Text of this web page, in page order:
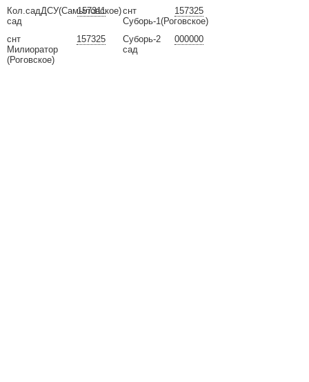
157311
Кол.садДСУ(Самыловское)
сад
157325
снт
Милиоратор
(Роговское)
157325
снт
Суборь-1(Роговское)
000000
Суборь-2
сад